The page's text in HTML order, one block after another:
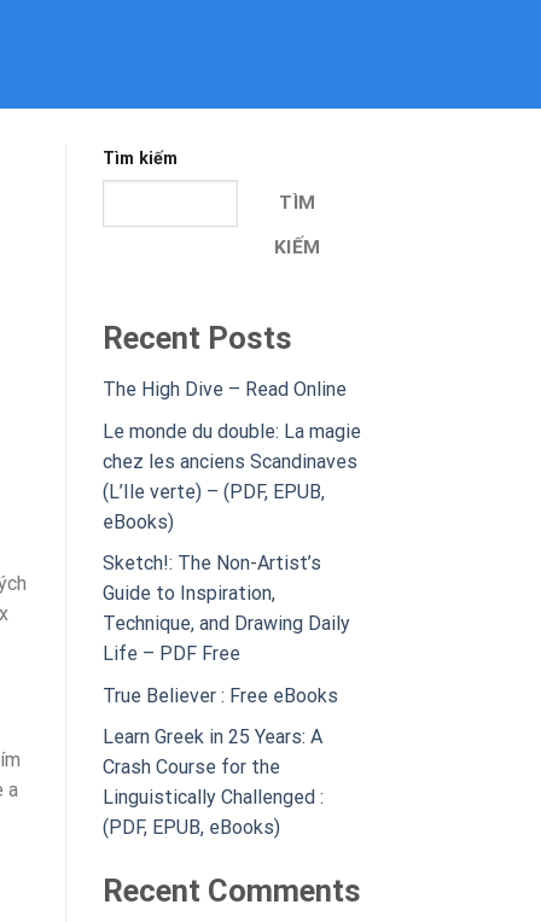
a
Tìm kiếm
TÌM
KIẾM
Recent Posts
The High Dive – Read Online
Le monde du double: La magie
chez les anciens Scandinaves
(L’Ile verte) – (PDF, EPUB,
eBooks)
Sketch!: The Non-Artist’s
Guide to Inspiration,
Technique, and Drawing Daily
Life – PDF Free
True Believer : Free eBooks
Learn Greek in 25 Years: A
Crash Course for the
Linguistically Challenged :
(PDF, EPUB, eBooks)
Recent Comments